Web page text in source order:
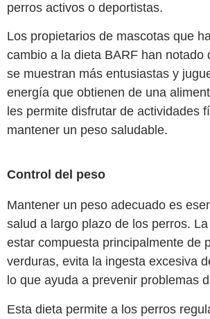
perros activos o deportistas.
Los propietarios de mascotas que
cambio a la dieta BARF han notado
se muestran más entusiastas y
energía que obtienen de una
les permite disfrutar de actividades
mantener un peso saludable.
Control del peso
Mantener un peso adecuado es
salud a largo plazo de los perros. La
estar compuesta principalmente de
verduras, evita la ingesta excesiva
lo que ayuda a prevenir problemas
Esta dieta permite a los perros